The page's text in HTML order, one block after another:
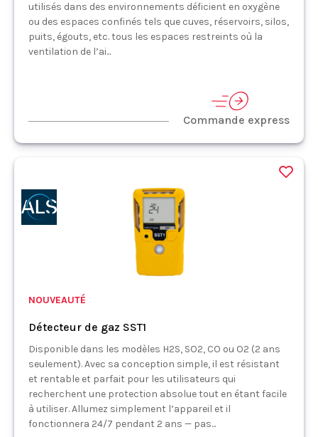
utilisés dans des environnements déficient en oxygène
ou des espaces confinés tels que cuves, réservoirs, silos,
puits, égouts, etc. tous les espaces restreints où la
ventilation de l’ai...
Commande express
NOUVEAUTÉ
Détecteur de gaz SST1
Disponible dans les modèles H2S, SO2, CO ou O2 (2 ans
seulement). Avec sa conception simple, il est résistant
et rentable et parfait pour les utilisateurs qui
recherchent une protection absolue tout en étant facile
à utiliser. Allumez simplement l’appareil et il
fonctionnera 24/7 pendant 2 ans — pas...